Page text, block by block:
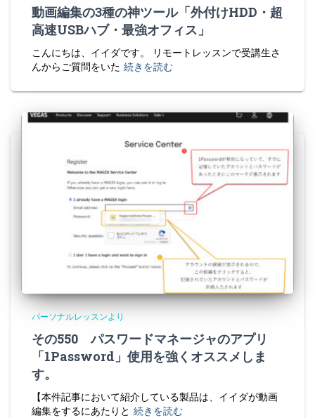
動画編集の3種の神ツール「外付けHDD・超
高速USBハブ・最強オフィス」
こんにちは、イイダです。 リモートレッスンで受講生さ
んからご質問をいた 続きを読む
パーソナルレッスンより
その550 パスワードマネージャのアプリ
「1Password」使用を強くオススメしま
す。
【本件記事において紹介している製品は、イイダが動画
編集をするにあたりと 続きを読む